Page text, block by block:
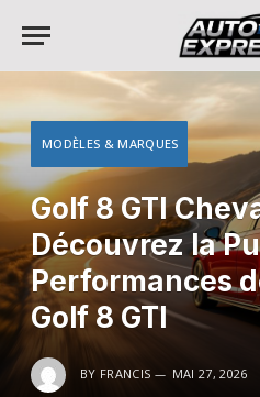
MODÈLES & MARQUES
Golf 8 GTI
Découvrez la
Performances
Golf 8 GTI
BY FRANCIS MAI 27, 2026